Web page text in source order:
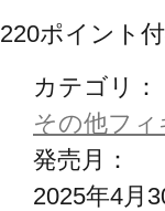
220ポイント
カテゴリ：
その他フィ
発売月：
2025年4月